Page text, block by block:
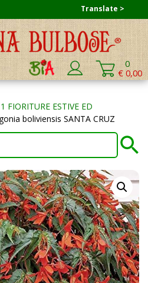
Cerca:
0
€ 0,00
FIORITURE ESTIVE ED
boliviensis SANTA CRUZ
Translate >